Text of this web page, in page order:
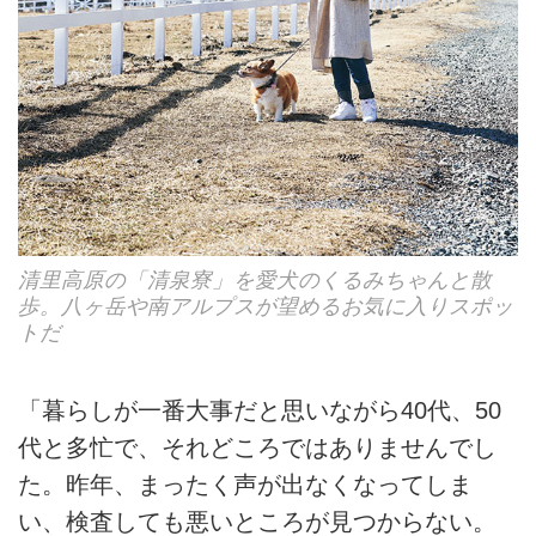
清里高原の「清泉寮」を愛犬のくるみちゃんと散
歩。八ヶ岳や南アルプスが望めるお気に入りスポッ
トだ
「暮らしが一番大事だと思いながら40代、50
代と多忙で、それどころではありませんでし
た。昨年、まったく声が出なくなってしま
い、検査しても悪いところが見つからない。